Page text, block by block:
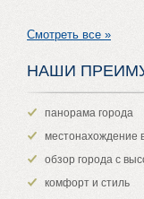
Смотреть все »
НАШИ
панорама города
местонахождение
обзор города с
комфорт и стиль